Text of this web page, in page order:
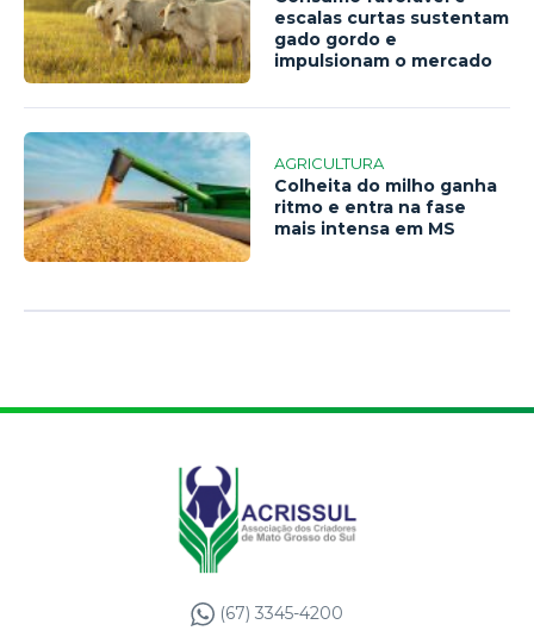
escalas curtas sustentam
gado gordo e
impulsionam o mercado
AGRICULTURA
Colheita do milho ganha
ritmo e entra na fase
mais intensa em MS
(67) 3345-4200